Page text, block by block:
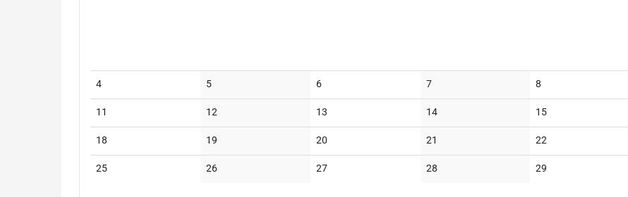
4Keine
Veranstaltungen
5Keine
Veranstaltungen
6Keine
Veranstaltungen
7Keine
Veranstaltungen
8
Veranstaltungen
11
Veranstaltungen
12
Veranstaltungen
13
Veranstaltungen
14Keine
Veranstaltungen
15Keine
Veranstaltungen
18
Veranstaltungen
19
Veranstaltungen
20
Veranstaltungen
21
Veranstaltungen
22
Veranstaltungen
25Keine
26Keine
27Keine
28 29